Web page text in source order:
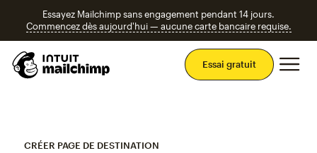
Essayez Mailchimp sans engagement pendant 14 jours.
Commencez dès aujourd'hui — aucune carte bancaire requise.
Essai gratuit
CRÉER PAGE DE DESTINATION